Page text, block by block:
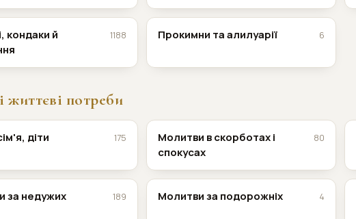
кондаки й
1188 Прокимни та алилуарії 6
життєві потреби
діти 175
Молитви в скорботах і
спокусах
80
за недужих 189 Молитви за подорожніх 4